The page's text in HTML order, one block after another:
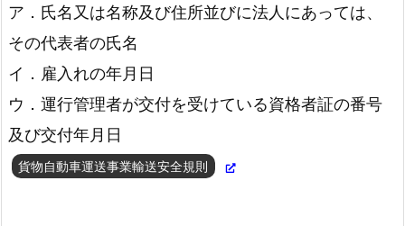
自動車事故報告規則第4条第1項
ア．氏名又は名称及び住所並びに法人にあっては、
その代表者の氏名
イ．雇入れの年月日
ウ．運行管理者が交付を受けている資格者証の番号
及び交付年月日
貨物自動車運送事業輸送安全規則